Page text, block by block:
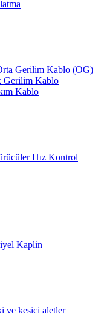
Gerilim Kablo (OG)
Gerilim Kablo
Kablo
Hız Kontrol
Kaplin
ve kesici aletler